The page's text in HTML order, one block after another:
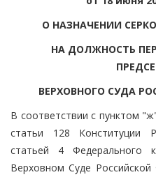
О НАЗНАЧЕНИИ
НА ДОЛЖНОСТЬ
ВЕРХОВНОГО СУДА
В соответствии с пунктом
статьи 128 Конституции
статьей 4 Федерального
Верховном Суде